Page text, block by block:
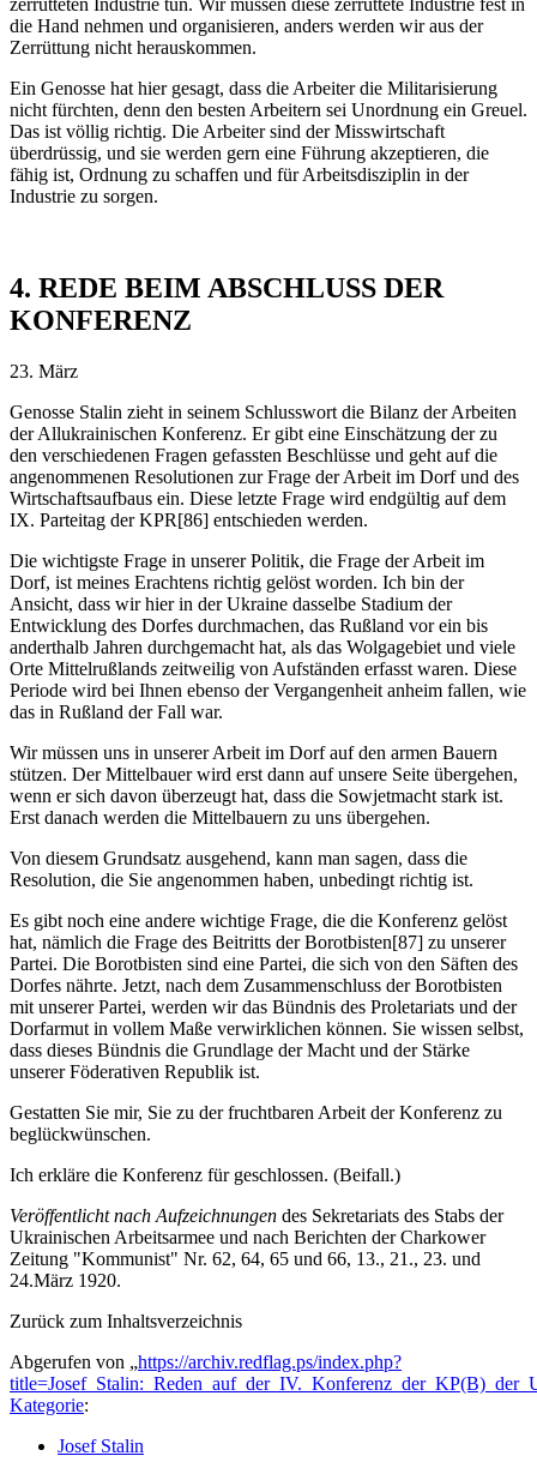
zerrütteten Industrie tun. Wir müssen diese zerrüttete Industrie fest in
die Hand nehmen und organisieren, anders werden wir aus der
Zerrüttung nicht herauskommen.
Ein Genosse hat hier gesagt, dass die Arbeiter die Militarisierung
nicht fürchten, denn den besten Arbeitern sei Unordnung ein Greuel.
Das ist völlig richtig. Die Arbeiter sind der Misswirtschaft
überdrüssig, und sie werden gern eine Führung akzeptieren, die
fähig ist, Ordnung zu schaffen und für Arbeitsdisziplin in der
Industrie zu sorgen.
4. REDE BEIM ABSCHLUSS DER
KONFERENZ
23. März
Genosse Stalin zieht in seinem Schlusswort die Bilanz der Arbeiten
der Allukrainischen Konferenz. Er gibt eine Einschätzung der zu
den verschiedenen Fragen gefassten Beschlüsse und geht auf die
angenommenen Resolutionen zur Frage der Arbeit im Dorf und des
Wirtschaftsaufbaus ein. Diese letzte Frage wird endgültig auf dem
IX. Parteitag der KPR[86] entschieden werden.
Die wichtigste Frage in unserer Politik, die Frage der Arbeit im
Dorf, ist meines Erachtens richtig gelöst worden. Ich bin der
Ansicht, dass wir hier in der Ukraine dasselbe Stadium der
Entwicklung des Dorfes durchmachen, das Rußland vor ein bis
anderthalb Jahren durchgemacht hat, als das Wolgagebiet und viele
Orte Mittelrußlands zeitweilig von Aufständen erfasst waren. Diese
Periode wird bei Ihnen ebenso der Vergangenheit anheim fallen, wie
das in Rußland der Fall war.
Wir müssen uns in unserer Arbeit im Dorf auf den armen Bauern
stützen. Der Mittelbauer wird erst dann auf unsere Seite übergehen,
wenn er sich davon überzeugt hat, dass die Sowjetmacht stark ist.
Erst danach werden die Mittelbauern zu uns übergehen.
Von diesem Grundsatz ausgehend, kann man sagen, dass die
Resolution, die Sie angenommen haben, unbedingt richtig ist.
Es gibt noch eine andere wichtige Frage, die die Konferenz gelöst
hat, nämlich die Frage des Beitritts der Borotbisten[87] zu unserer
Partei. Die Borotbisten sind eine Partei, die sich von den Säften des
Dorfes nährte. Jetzt, nach dem Zusammenschluss der Borotbisten
mit unserer Partei, werden wir das Bündnis des Proletariats und der
Dorfarmut in vollem Maße verwirklichen können. Sie wissen selbst,
dass dieses Bündnis die Grundlage der Macht und der Stärke
unserer Föderativen Republik ist.
Gestatten Sie mir, Sie zu der fruchtbaren Arbeit der Konferenz zu
beglückwünschen.
Ich erkläre die Konferenz für geschlossen. (Beifall.)
Veröffentlicht nach Aufzeichnungen des Sekretariats des Stabs der
Ukrainischen Arbeitsarmee und nach Berichten der Charkower
Zeitung "Kommunist" Nr. 62, 64, 65 und 66, 13., 21., 23. und
24.März 1920.
Zurück zum Inhaltsverzeichnis
Abgerufen von „https://archiv.redflag.ps/index.php?
Kategorie:
Josef Stalin